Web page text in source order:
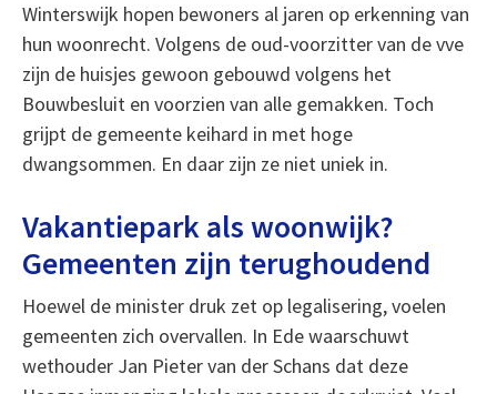
Winterswijk hopen bewoners al jaren op erkenning van
hun woonrecht. Volgens de oud-voorzitter van de vve
zijn de huisjes gewoon gebouwd volgens het
Bouwbesluit en voorzien van alle gemakken. Toch
grijpt de gemeente keihard in met hoge
dwangsommen. En daar zijn ze niet uniek in.
Vakantiepark als woonwijk?
Gemeenten zijn terughoudend
Hoewel de minister druk zet op legalisering, voelen
gemeenten zich overvallen. In Ede waarschuwt
wethouder Jan Pieter van der Schans dat deze